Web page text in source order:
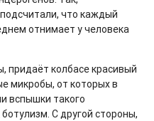
что каждый
отнимает у человека
придаёт колбасе красивый
микробы, от которых в
вспышки такого
С другой стороны,